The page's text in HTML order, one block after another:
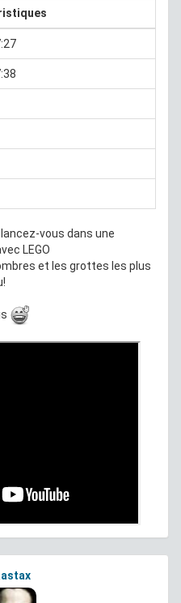
vous dans une
LEGO
et les grottes les plus